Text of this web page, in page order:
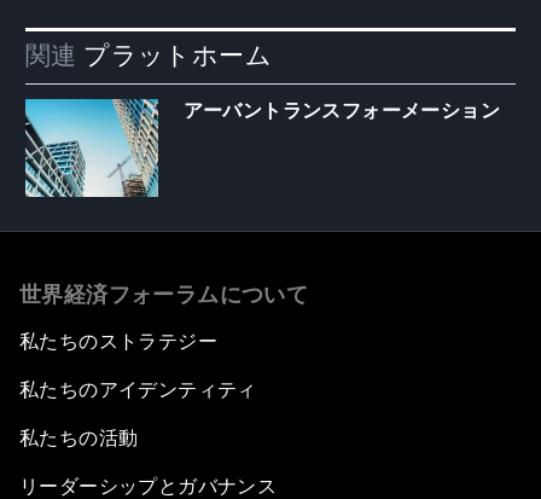
関連 プラットホーム
アーバントランスフォーメーション
世界経済フォーラムについて
私たちのストラテジー
私たちのアイデンティティ
私たちの活動
リーダーシップとガバナンス